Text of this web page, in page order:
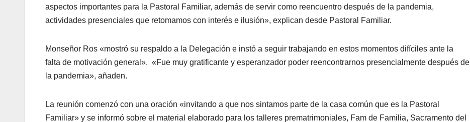
aspectos importantes para la Pastoral Familiar, además de servir como reencuentro después de la pandemia,
actividades presenciales que retomamos con interés e ilusión», explican desde Pastoral Familiar.
Monseñor Ros «mostró su respaldo a la Delegación e instó a seguir trabajando en estos momentos difíciles ante la
falta de motivación general». «Fue muy gratificante y esperanzador poder reencontrarnos presencialmente después de
la pandemia», añaden.
La reunión comenzó con una oración «invitando a que nos sintamos parte de la casa común que es la Pastoral
Familiar» y se informó sobre el material elaborado para los talleres prematrimoniales, Fam de Familia, Sacramento del